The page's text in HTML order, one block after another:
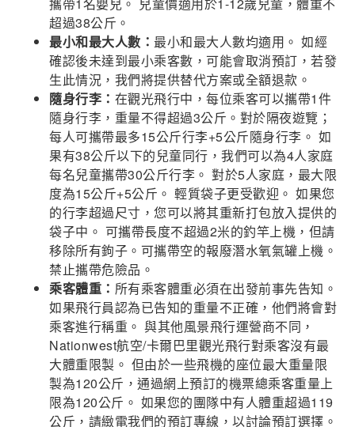
超過38公斤。
最小和最大人數： 最小和最大人數均適用。 如經
確認後未達到最小乘客數，可能會取消預訂，若發
生此情況，我們將提供替代方案或全額退款。
隨身行李： 在觀光飛行中，每位乘客可以攜帶1件
隨身行李，重量不得超過3公斤。對於隔夜遊覽；
每人可攜帶最多15公斤行李+5公斤隨身行李。 如
果有38公斤以下的兒童同行，我們可以為4人家庭
每名兒童攜帶30公斤行李。 對於5人家庭，最大限
度為15公斤+5公斤。 輕質袋子更受歡迎。 如果您
的行李超過尺寸，您可以將其重新打包放入提供的
袋子中。 可攜帶長度不超過2米的釣竿上機，但請
移除所有鉤子。可攜帶空的報廢潛水氧氣罐上機。
禁止攜帶危險品。
乘客體重： 所有乘客體重必須在出發前事先告知。
如果飛行員認為已告知的重量不正確，他們將會對
乘客進行稱重。 與其他風景飛行運營商不同，
Nationwest航空/卡爾巴里觀光飛行對乘客沒有最
大體重限製。 但由於一些飛機的座位最大重量限
製為120公斤，通過網上預訂的機票總乘客重量上
限為120公斤。 如果您的團隊中有人體重超過119
公斤，請緻電我們的預訂專線，以討論預訂選擇。